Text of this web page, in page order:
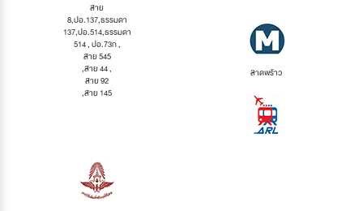
สาย
8,ปอ.137,ธรรมดา
137,ปอ.514,ธรรมดา
514 , ปอ.73ก ,
สาย 545
,สาย 44 ,
สาย 92
,สาย 145
ลาดพร้าว